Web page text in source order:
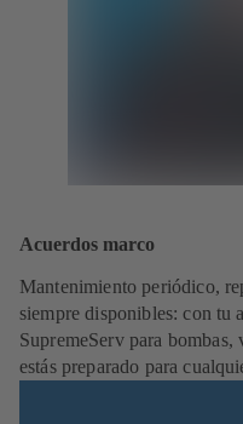
Acuerdos marco
Mantenimiento periódico,
siempre disponibles: con tu
SupremeServ para
estás preparado para